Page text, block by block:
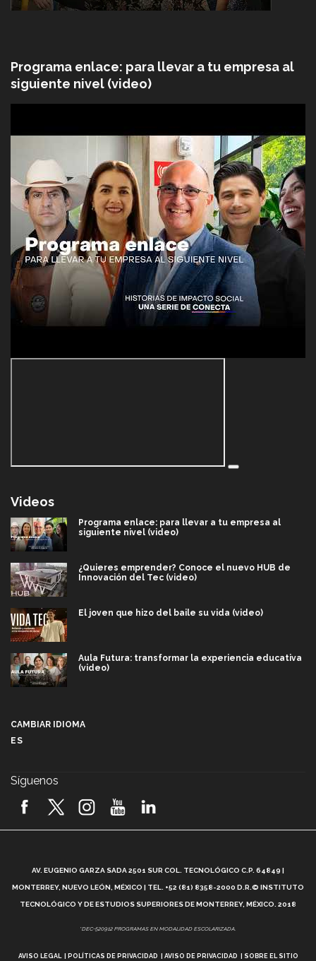
Programa enlace: para llevar a tu empresa al
siguiente nivel (video)
Videos
Programa enlace: para llevar a tu empresa al
siguiente nivel (video)
¿Quieres emprender? Conoce el nuevo HUB de
Innovación del Tec (video)
El joven que hizo del baile su vida (video)
Aula Futura: transformar la experiencia educativa
(video)
2026! (video)
¿Cómo es el Modelo Educativo Tec? (video)
Vida Tec: Feminismo e Inteligencia Artificial, Paola
CAMBIAR IDIOMA
ES
Síguenos
AV. EUGENIO GARZA SADA 2501 SUR COL. TECNOLÓGICO C.P. 64849 |
MONTERREY, NUEVO LEÓN, MÉXICO | TEL. +52 (81) 8358-2000 D.R.© INSTITUTO
TECNOLÓGICO Y DE ESTUDIOS SUPERIORES DE MONTERREY, MÉXICO. 2018
*DEC-520912 PROGRAMAS EN MODALIDAD ESCOLARIZADA.
AVISO LEGAL POLÍTICAS DE PRIVACIDAD AVISO DE PRIVACIDAD SOBRE EL SITIO